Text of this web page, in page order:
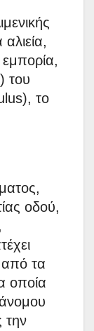
του
το
οδού,
από τα
οποία
την